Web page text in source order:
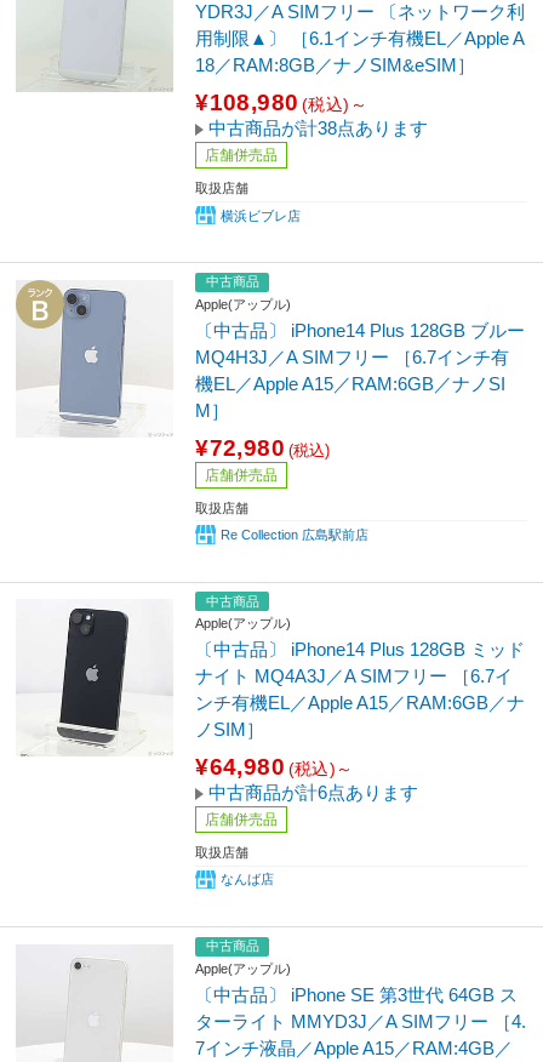
YDR3J／A SIMフリー 〔ネットワーク利
用制限▲〕 ［6.1インチ有機EL／Apple A
18／RAM:8GB／ナノSIM&eSIM］
¥108,980 (税込)～
中古商品が計38点あります
店舗併売品
取扱店舗
横浜ビブレ店
中古商品
Apple(アップル)
〔中古品〕 iPhone14 Plus 128GB ブルー
MQ4H3J／A SIMフリー ［6.7インチ有
機EL／Apple A15／RAM:6GB／ナノSI
M］
¥72,980 (税込)
店舗併売品
取扱店舗
Re Collection 広島駅前店
中古商品
Apple(アップル)
〔中古品〕 iPhone14 Plus 128GB ミッド
ナイト MQ4A3J／A SIMフリー ［6.7イ
ンチ有機EL／Apple A15／RAM:6GB／ナ
ノSIM］
¥64,980 (税込)～
中古商品が計6点あります
店舗併売品
取扱店舗
なんば店
中古商品
Apple(アップル)
〔中古品〕 iPhone SE 第3世代 64GB ス
ターライト MMYD3J／A SIMフリー ［4.
7インチ液晶／Apple A15／RAM:4GB／